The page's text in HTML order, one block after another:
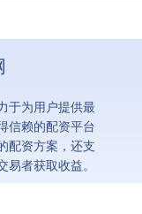
于为用户提供最
信赖的配资平台
配资方案，还支
者获取收益。